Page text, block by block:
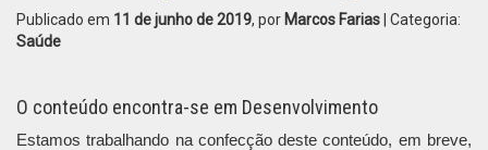
Publicado em 11 de junho de 2019, por Marcos Farias | Categoria:
Saúde
O conteúdo encontra-se em Desenvolvimento
Estamos trabalhando na confecção deste conteúdo, em breve,